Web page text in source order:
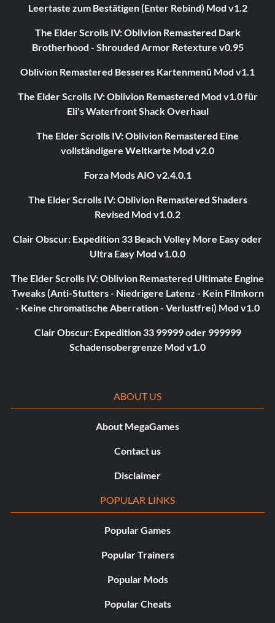
Leertaste zum Bestätigen (Enter Rebind) Mod v1.2
The Elder Scrolls IV: Oblivion Remastered Dark
Brotherhood - Shrouded Armor Retexture v0.95
Oblivion Remastered Besseres Kartenmenü Mod v1.1
The Elder Scrolls IV: Oblivion Remastered Mod v1.0 für
Eli's Waterfront Shack Overhaul
The Elder Scrolls IV: Oblivion Remastered Eine
vollständigere Weltkarte Mod v2.0
Forza Mods AIO v2.4.0.1
The Elder Scrolls IV: Oblivion Remastered Shaders
Revised Mod v1.0.2
Clair Obscur: Expedition 33 Beach Volley More Easy oder
Ultra Easy Mod v1.0.0
The Elder Scrolls IV: Oblivion Remastered Ultimate Engine
Tweaks (Anti-Stutters - Niedrigere Latenz - Kein Filmkorn
- Keine chromatische Aberration - Verlustfrei) Mod v1.0
Clair Obscur: Expedition 33 99999 oder 999999
Schadensobergrenze Mod v1.0
ABOUT US
About MegaGames
Contact us
Disclaimer
POPULAR LINKS
Popular Games
Popular Trainers
Popular Mods
Popular Cheats